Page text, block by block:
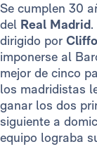
Se cumplen 30
del Real Madrid
dirigido por
imponerse al
mejor de cinco
los madridistas
ganar los dos
siguiente a
equipo lograba